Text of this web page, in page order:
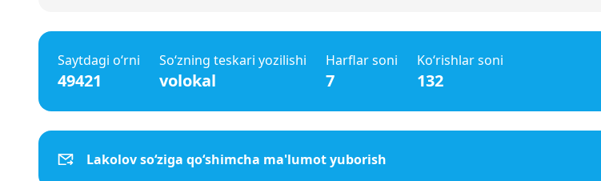
Saytdagi o‘rni
49421
So‘zning teskari yozilishi
volokal
Harflar soni
7
Ko‘rishlar soni
132
Lakolov so‘ziga qo‘shimcha ma'lumot yuborish